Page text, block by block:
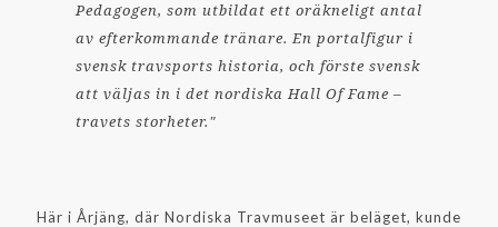
Pedagogen, som utbildat ett oräkneligt antal
av efterkommande tränare. En portalfigur i
svensk travsports historia, och förste svensk
att väljas in i det nordiska Hall Of Fame –
travets storheter."
Här i Årjäng, där Nordiska Travmuseet är beläget, kunde